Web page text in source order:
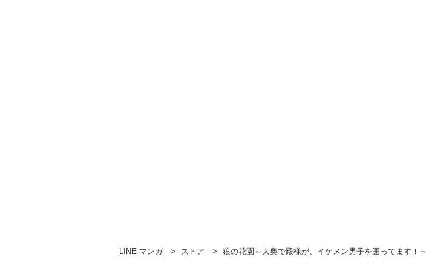
LINE マンガ ストア 狼の花園～大奥で殿様が、イケメン男子を囲ってます！～